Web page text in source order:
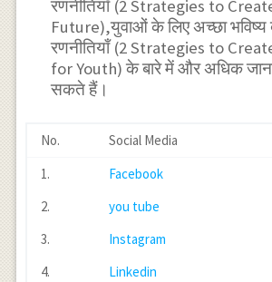
रणनीतियाँ (2 Strategies to
Future),युवाओं के लिए अच्छा भविष्य
रणनीतियाँ (2 Strategies to
for Youth) के बारे में और अधिक
सकते हैं।
No. Social Media
1.
Facebook
2.
you tube
3.
Instagram
4.
Linkedin